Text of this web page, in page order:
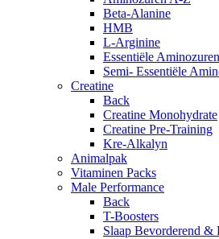
Beta-Alanine
HMB
L-Arginine
Essentiële Aminozuren
Semi- Essentiële
Creatine
Back
Creatine Monohydrate
Creatine Pre-Training
Kre-Alkalyn
Animalpak
Vitaminen Packs
Male Performance
Back
T-Boosters
Slaap Bevorderend &